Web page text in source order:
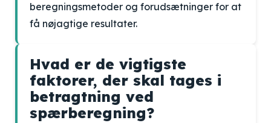
beregningsmetoder og forudsætninger for at
få nøjagtige resultater.
Hvad er de vigtigste
faktorer, der skal tages i
betragtning ved
spærberegning?